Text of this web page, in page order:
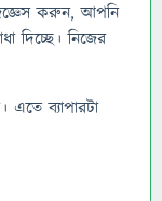
করুন, আপনি
দিচ্ছে। নিজের
এতে ব্যাপারটা